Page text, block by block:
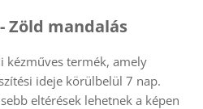
Zöld mandalás
kézműves termék, amely
ideje körülbelül 7 nap.
eltérések lehetnek a képen